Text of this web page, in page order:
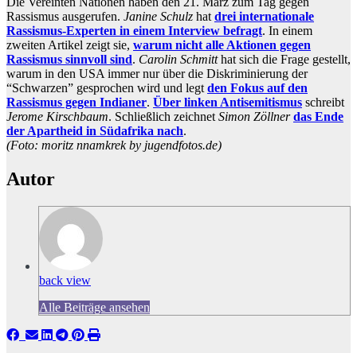
Rassismus ausgerufen. Janine Schulz hat drei internationale
Rassismus-Experten in einem Interview befragt. In einem
zweiten Artikel zeigt sie, warum nicht alle Aktionen gegen
Rassismus sinnvoll sind. Carolin Schmitthat sich die Frage gestellt,
warum in den USA immer nur über die Diskriminierung der
“Schwarzen” gesprochen wird und legt den Fokus auf den
Rassismus gegen Indianer. Über linken Antisemitismus schreibt
Jerome Kirschbaum. Schließlich zeichnet Simon Zöllner das Ende
der Apartheid in Südafrika nach.
(Foto: moritz nnamkrek by jugendfotos.de)
Autor
back view
Alle Beiträge ansehen